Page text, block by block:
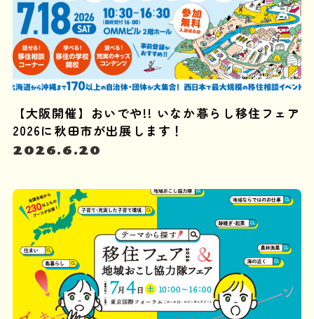
【大阪開催】おいでや!! いなか暮らし移住フェア
2026に秋田市が出展します！
2026.6.20